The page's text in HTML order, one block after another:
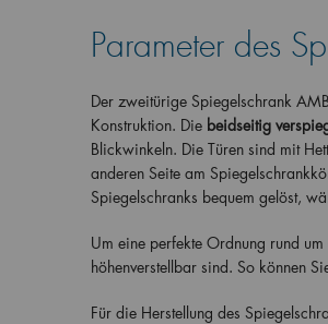
Parameter des
Der zweitürige Spiegelschrank
Konstruktion. Die beidseitig
Blickwinkeln. Die Türen sind mit
anderen Seite am
Spiegelschranks bequem gelöst,
Um eine perfekte Ordnung rund
höhenverstellbar sind. So können
Für die Herstellung des